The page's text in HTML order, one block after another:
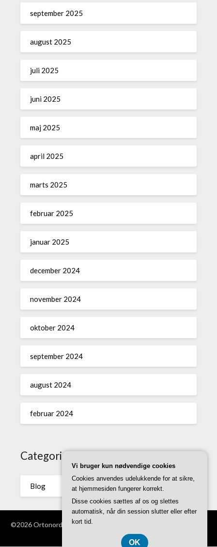
september 2025
august 2025
juli 2025
juni 2025
maj 2025
april 2025
marts 2025
februar 2025
januar 2025
december 2024
november 2024
oktober 2024
september 2024
august 2024
februar 2024
Categories
Blog
©2026 Ortonordic.dk| WordPress Theme by
Vi bruger kun nødvendige cookies
Cookies anvendes udelukkende for at sikre,
at hjemmesiden fungerer korrekt.
Disse cookies sættes af os og slettes
automatisk, når din session slutter eller efter
kort tid.
OK